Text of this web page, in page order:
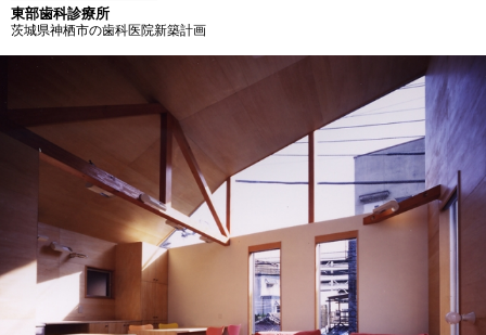
東部歯科診療所
茨城県神栖市の歯科医院新築計画